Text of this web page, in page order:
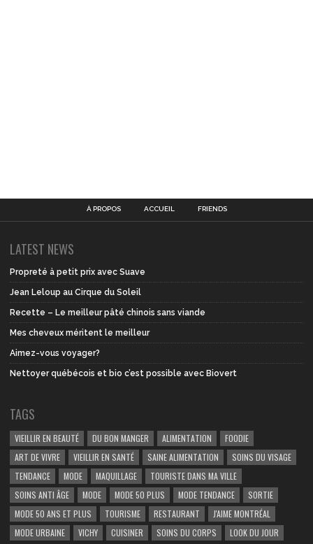
À PROPOS ACCUEIL FRIENDS
LATEST NEWS
Propreté à petit prix avec Suave
Jean Leloup au Cirque du Soleil
Recette – Le meilleur pâté chinois sans viande
Mes cheveux méritent le meilleur
Aimez-vous voyager?
Nettoyer québécois et bio c’est possible avec Biovert
TAGS
VIEILLIR EN BEAUTÉ DU BON MANGER ALIMENTATION
FOODIE
ART DE VIVRE
VIEILLIR EN SANTÉ SAINE ALIMENTATION
SOINS DU VISAGE
TENDANCE
MODE MAQUILLAGE
TOURISTE DANS MA VILLE
SOINS ANTI ÂGE
MODE MODE 50 PLUS MODE TENDANCE
SORTIE
MODE 50 ANS ET PLUS
TOURISME RESTAURANT
J'AIME MONTRÉAL
MODE URBAINE
VICHY CUISINER SOINS DU CORPS LOOK DU JOUR